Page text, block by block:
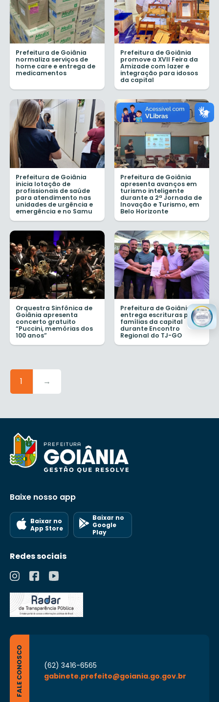
Prefeitura de Goiânia
normaliza serviços de
home care e entrega de
medicamentos
Prefeitura de Goiânia
promove a XVII Feira da
Amizade com lazer e
integração para idosos
da capital
Prefeitura de Goiânia
inicia lotação de
profissionais de saúde
para atendimento nas
unidades de urgência e
emergência e no Samu
Prefeitura de Goiânia
apresenta avanços em
turismo inteligente
durante a 2ª Jornada de
Inovação e Turismo, em
Belo Horizonte
Orquestra Sinfônica de
Goiânia apresenta
concerto gratuito
“Puccini, memórias dos
100 anos”
Prefeitura de Goiânia
entrega escrituras para
famílias da capital
durante Encontro
Regional do TJ-GO
1 →
Baixe nosso app
Baixar no
App Store
Baixar no
Google
Play
Redes sociais
FALE CONOSCO
(62) 3416-6565
gabinete.prefeito@goiania.go.gov.br